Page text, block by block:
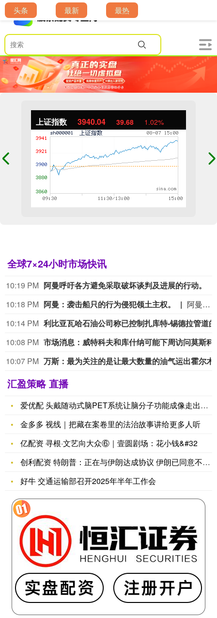
上证指数 3940.04 39.68 1.02%
全球7×24小时市场快讯
10:19 PM 阿曼呼吁各方避免采取破坏谈判及进展的行动。
10:18 PM 阿曼：袭击船只的行为侵犯领土主权。
阿曼：袭击船只的行为侵犯领土主权。
10:14 PM
10:08 PM
10:07 PM
汇盈策略 直播
爱优配 头戴随动式脑PET系统让脑分子功能成像走出检查室
金多多 视线｜把藏在案卷里的法治故事讲给更多人听
亿配资 寻根·文艺向大众⑥｜壹圆剧场：花小钱&#32
创利配资 特朗普：正在与伊朗达成协议 伊朗已同意不会拥有核武
好牛 交通运输部召开2025年半年工作会
头条 最新 最热